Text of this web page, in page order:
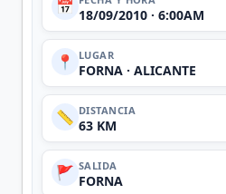
📅 18/09/2010 · 6:00AM
📍 LUGAR
FORNA · ALICANTE
📏 DISTANCIA
63 KM
🚩 SALIDA
FORNA